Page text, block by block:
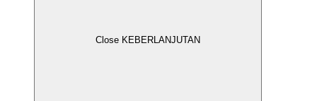
Close KEBERLANJUTAN